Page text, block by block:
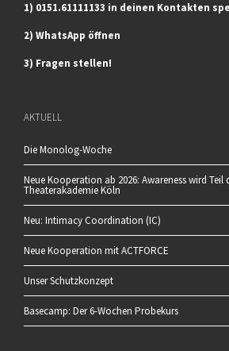
1) 0151.61111133 in deinen Kontakten
2) WhatsApp öffnen
3) Fragen stellen!
AKTUELL
Die Monolog-Woche
Neue Kooperation ab 2026: Awareness wird Teil
Theaterakademie Köln
Neu: Intimacy Coordination (IC)
Neue Kooperation mit ACTFORCE
Unser Schutzkonzept
Basecamp: Der 6-Wochen Probekurs